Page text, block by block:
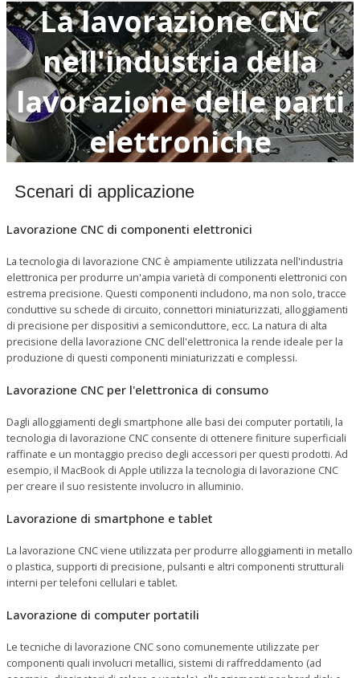
La lavorazione CNC
nell'industria della
lavorazione delle parti
elettroniche
Scenari di applicazione
Lavorazione CNC di componenti elettronici
La tecnologia di lavorazione CNC è ampiamente utilizzata nell'industria
elettronica per produrre un'ampia varietà di componenti elettronici con
estrema precisione. Questi componenti includono, ma non solo, tracce
conduttive su schede di circuito, connettori miniaturizzati, alloggiamenti
di precisione per dispositivi a semiconduttore, ecc. La natura di alta
precisione della lavorazione CNC dell'elettronica la rende ideale per la
produzione di questi componenti miniaturizzati e complessi.
Lavorazione CNC per l'elettronica di consumo
Dagli alloggiamenti degli smartphone alle basi dei computer portatili, la
tecnologia di lavorazione CNC consente di ottenere finiture superficiali
raffinate e un montaggio preciso degli accessori per questi prodotti. Ad
esempio, il MacBook di Apple utilizza la tecnologia di lavorazione CNC
per creare il suo resistente involucro in alluminio.
Lavorazione di smartphone e tablet
La lavorazione CNC viene utilizzata per produrre alloggiamenti in metallo
o plastica, supporti di precisione, pulsanti e altri componenti strutturali
interni per telefoni cellulari e tablet.
Lavorazione di computer portatili
Le tecniche di lavorazione CNC sono comunemente utilizzate per
componenti quali involucri metallici, sistemi di raffreddamento (ad